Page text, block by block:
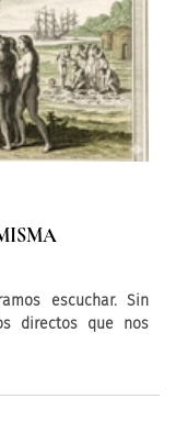
escuchar. Sin
directos que nos